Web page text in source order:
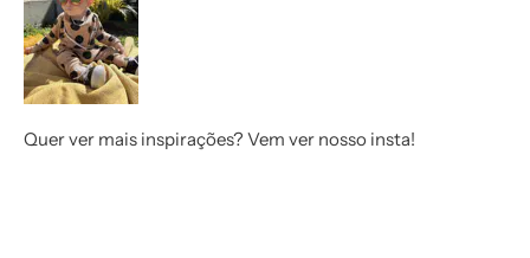
Quer ver mais inspirações? Vem ver nosso insta!